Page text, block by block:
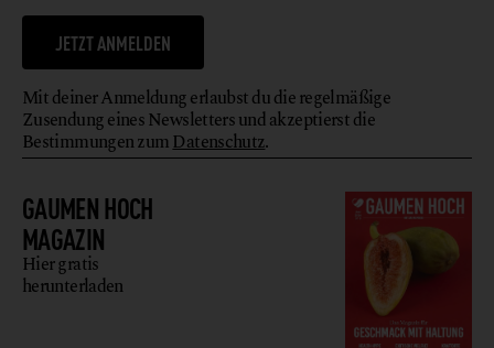
GAUMEN HOCH
MAGAZIN
Hier gratis
herunterladen
JETZT ANMELDEN
Mit deiner Anmeldung erlaubst du die regelmäßige
Zusendung eines Newsletters und akzeptierst die
Bestimmungen zumDatenschutz.